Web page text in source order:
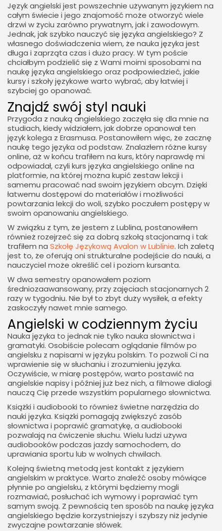
Język angielski jest powszechnie używanym językiem na
całym świecie i jego znajomość może otworzyć wiele
drzwi w życiu zarówno prywatnym, jak i zawodowym.
Jednak, jak szybko nauczyć się języka angielskiego? Z
własnego doświadczenia wiem, że nauka języka jest
długa i zaprząta czas i dużo pracy. W tym poście
chciałbym podzielić się z Wami moimi sposobami na
naukę języka angielskiego oraz podpowiedzieć, jakie
kursy i szkoły językowe warto wybrać, aby łatwiej i
szybciej go opanować.
Znajdź swój styl nauki
Przygoda z nauką angielskiego zaczęła się dla mnie na
studiach, kiedy widziałem, jak dobrze opanował ten
język kolega z Erasmusa. Postanowiłem więc, że zacznę
naukę tego języka od podstaw. Znalazłem różne kursy
online, aż w końcu trafiłem na kurs, który naprawdę mi
odpowiadał, czyli kurs języka angielskiego online na
platformie, na której można kupić zestaw lekcji i
samemu pracować nad swoim językiem obcym. Dzięki
łatwemu dostępowi do materiałów i możliwości
powtarzania lekcji do woli, szybko poczułem postępy w
swoim opanowaniu angielskiego.
W związku z tym, że jestem z Lublina, postanowiłem
również rozejrzeć się za dobrą szkołą stacjonarną i tak
trafiłem na Szkołę Językową Avalon w Lublinie. Ich zaletą
jest to, że oferują oni strukturalne podejście do nauki, a
nauczyciel może określić cel i poziom kursanta.
W dwa semestry opanowałem poziom
średniozaawansowany, przy zajęciach stacjonarnych 2
razy w tygodniu. Nie był to zbyt duży wysiłek, a efekty
zaskoczyły nawet mnie samego.
Angielski w codziennym życiu
Nauka języka to jednak nie tylko nauka słownictwa i
gramatyki. Osobiście polecam oglądanie filmów po
angielsku z napisami w języku polskim. To pozwoli Ci na
wprawienie się w słuchaniu i zrozumieniu języka.
Oczywiście, w miarę postępów, warto postawić na
angielskie napisy i później już bez nich, a filmowe dialogi
nauczą Cię przede wszystkim popularnego słownictwa.
Książki i audiobooki to również świetne narzędzia do
nauki języka. Książki pomagają zwiększyć zasób
słownictwa i poprawić gramatykę, a audiobooki
pozwalają na ćwiczenie słuchu. Wielu ludzi używa
audiobooków podczas jazdy samochodem, do
uprawiania sportu lub w wolnych chwilach.
Kolejną świetną metodą jest kontakt z językiem
angielskim w praktyce. Warto znaleźć osoby mówiące
płynnie po angielsku, z którymi będziemy mogli
rozmawiać, posłuchać ich wymowy i poprawiać tym
samym swoją. Z pewnością ten sposób na naukę języka
angielskiego będzie korzystniejszy i szybszy niż jedynie
zwyczajne powtarzanie słówek.